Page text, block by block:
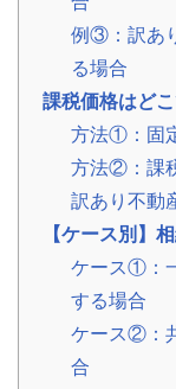
道
府
県
の
買
事
お
役
コ
例③：訳あ
る場合
課税価格はど
方法①：固
方法②：課
訳あり不動
【ケース別】
ケース①：
する場合
ケース②：
合